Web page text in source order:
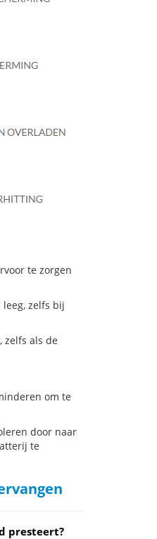
te zorgen
leeg, zelfs bij
zelfs als de
om te
door naar
te
presteert?